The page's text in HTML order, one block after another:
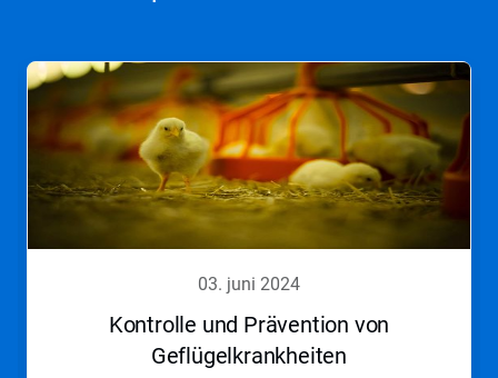
03. juni 2024
Kontrolle und Prävention von
Geflügelkrankheiten